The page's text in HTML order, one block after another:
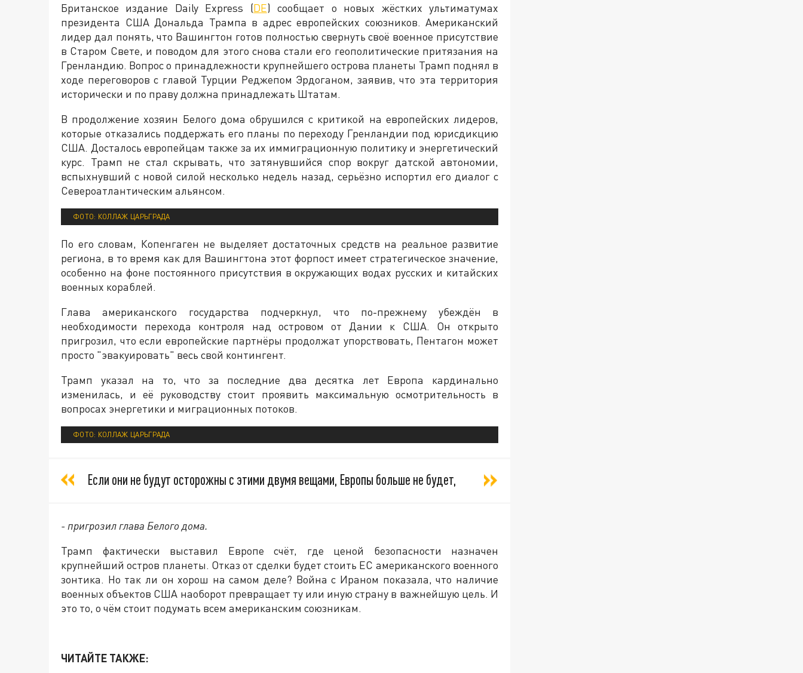
Британское издание Daily Express (DE) сообщает о новых жёстких ультиматумах
президента США Дональда Трампа в адрес европейских союзников. Американский
лидер дал понять, что Вашингтон готов полностью свернуть своё военное присутствие
в Старом Свете, и поводом для этого снова стали его геополитические притязания на
Гренландию. Вопрос о принадлежности крупнейшего острова планеты Трамп поднял в
ходе переговоров с главой Турции Реджепом Эрдоганом, заявив, что эта территория
исторически и по праву должна принадлежать Штатам.
В продолжение хозяин Белого дома обрушился с критикой на европейских лидеров,
которые отказались поддержать его планы по переходу Гренландии под юрисдикцию
США. Досталось европейцам также за их иммиграционную политику и энергетический
курс. Трамп не стал скрывать, что затянувшийся спор вокруг датской автономии,
вспыхнувший с новой силой несколько недель назад, серьёзно испортил его диалог с
Североатлантическим альянсом.
ФОТО: КОЛЛАЖ ЦАРЬГРАДА
По его словам, Копенгаген не выделяет достаточных средств на реальное развитие
региона, в то время как для Вашингтона этот форпост имеет стратегическое значение,
особенно на фоне постоянного присутствия в окружающих водах русских и китайских
военных кораблей.
Глава американского государства подчеркнул, что по-прежнему убеждён в
необходимости перехода контроля над островом от Дании к США. Он открыто
пригрозил, что если европейские партнёры продолжат упорствовать, Пентагон может
просто "эвакуировать" весь свой контингент.
Трамп указал на то, что за последние два десятка лет Европа кардинально
изменилась, и её руководству стоит проявить максимальную осмотрительность в
вопросах энергетики и миграционных потоков.
ФОТО: КОЛЛАЖ ЦАРЬГРАДА
Если они не будут осторожны с этими двумя вещами, Европы больше не будет,
- пригрозил глава Белого дома.
Трамп фактически выставил Европе счёт, где ценой безопасности назначен
крупнейший остров планеты. Отказ от сделки будет стоить ЕС американского военного
зонтика. Но так ли он хорош на самом деле? Война с Ираном показала, что наличие
военных объектов США наоборот превращает ту или иную страну в важнейшую цель. И
это то, о чём стоит подумать всем американским союзникам.
ЧИТАЙТЕ ТАКЖЕ: